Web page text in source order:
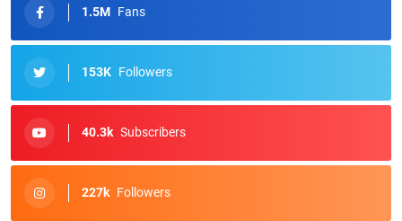
1.5M Fans
153K Followers
40.3k Subscribers
227k Followers